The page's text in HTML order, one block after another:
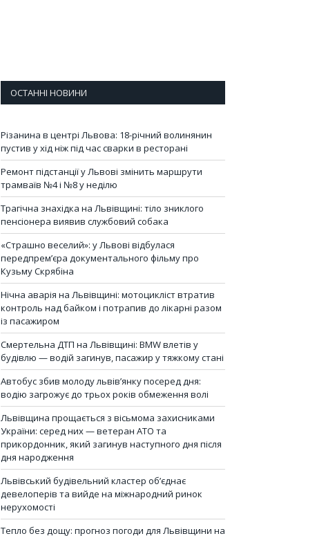
ОСТАННІ НОВИНИ
Різанина в центрі Львова: 18-річний волинянин
пустив у хід ніж під час сварки в ресторані
Ремонт підстанції у Львові змінить маршрути
трамваїв №4 і №8 у неділю
Трагічна знахідка на Львівщині: тіло зниклого
пенсіонера виявив службовий собака
«Страшно веселий»: у Львові відбулася
передпрем’єра документального фільму про
Кузьму Скрябіна
Нічна аварія на Львівщині: мотоцикліст втратив
контроль над байком і потрапив до лікарні разом
із пасажиром
Смертельна ДТП на Львівщині: BMW влетів у
будівлю — водій загинув, пасажир у тяжкому стані
Автобус збив молоду львів’янку посеред дня:
водію загрожує до трьох років обмеження волі
Львівщина прощається з вісьмома захисниками
України: серед них — ветеран АТО та
прикордонник, який загинув наступного дня після
дня народження
Львівський будівельний кластер об’єднає
девелоперів та вийде на міжнародний ринок
нерухомості
Тепло без дощу: прогноз погоди для Львівщини на